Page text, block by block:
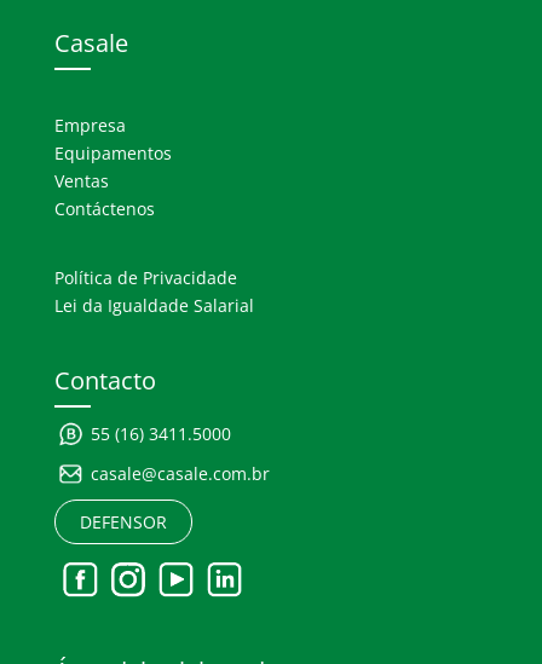
Casale
Empresa
Equipamentos
Ventas
Contáctenos
Política de Privacidade
Lei da Igualdade Salarial
Contacto
55 (16) 3411.5000
casale@casale.com.br
DEFENSOR